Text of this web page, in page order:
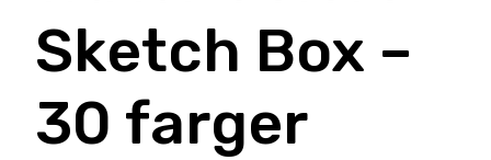
Sketch Box –
30 farger